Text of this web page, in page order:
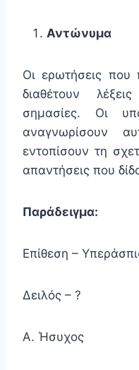
Αντώνυμα
Οι ερωτήσεις που
διαθέτουν
σημασίες. Οι
αναγνωρίσουν
εντοπίσουν τη
απαντήσεις που
Παράδειγμα:
Επίθεση –
Δειλός – ?
Α. Ήσυχος